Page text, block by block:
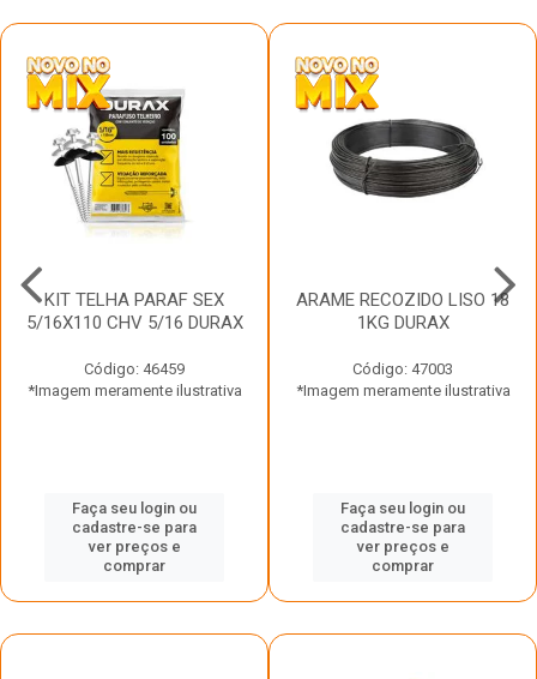
KIT TELHA PARAF SEX
5/16X110 CHV 5/16 DURAX
Código: 46459
*Imagem meramente ilustrativa
Faça seu login ou
cadastre-se para
ver preços e
comprar
ARAME RECOZIDO LISO 18
1KG DURAX
Código: 47003
*Imagem meramente ilustrativa
Faça seu login ou
cadastre-se para
ver preços e
comprar